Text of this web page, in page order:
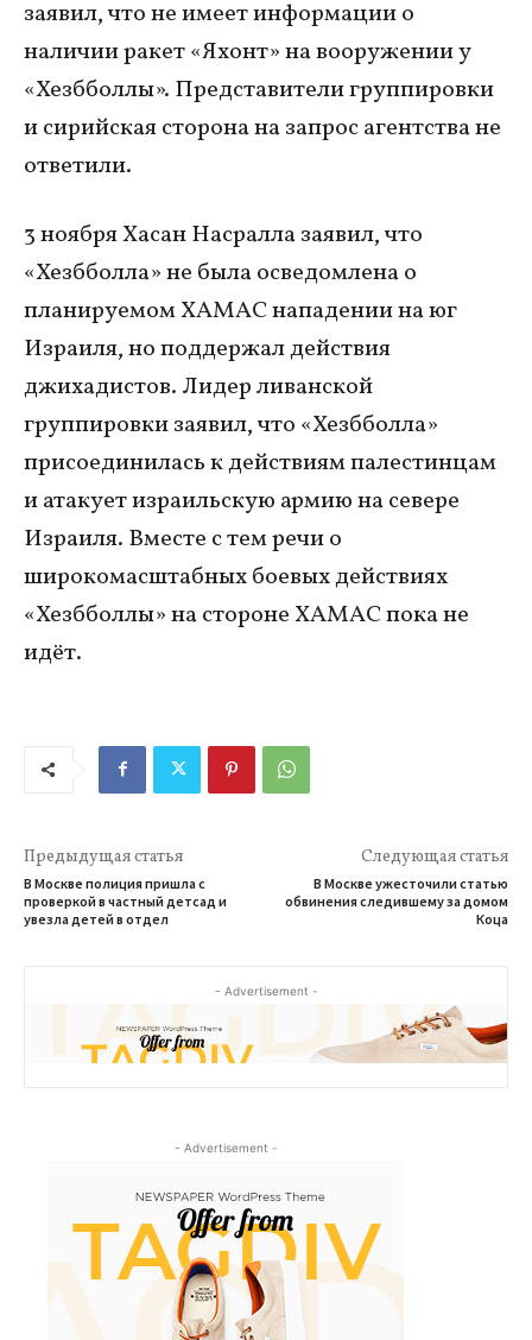
заявил, что не имеет информации о
наличии ракет «Яхонт» на вооружении у
«Хезбболлы». Представители группировки
и сирийская сторона на запрос агентства не
ответили.
3 ноября Хасан Насралла заявил, что
«Хезбболла» не была осведомлена о
планируемом ХАМАС нападении на юг
Израиля, но поддержал действия
джихадистов. Лидер ливанской
группировки заявил, что «Хезбболла»
присоединилась к действиям палестинцам
и атакует израильскую армию на севере
Израиля. Вместе с тем речи о
широкомасштабных боевых действиях
«Хезбболлы» на стороне ХАМАС пока не
идёт.
Предыдущая статья
В Москве полиция пришла с
проверкой в частный детсад и
увезла детей в отдел
Следующая статья
В Москве ужесточили статью
обвинения следившему за домом
Коца
- Advertisement -
- Advertisement -